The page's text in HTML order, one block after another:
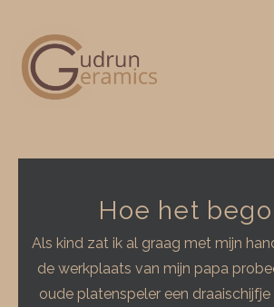
Hoe het
Als kind zat ik al graag met mijn
de werkplaats van mijn papa
oude platenspeler een